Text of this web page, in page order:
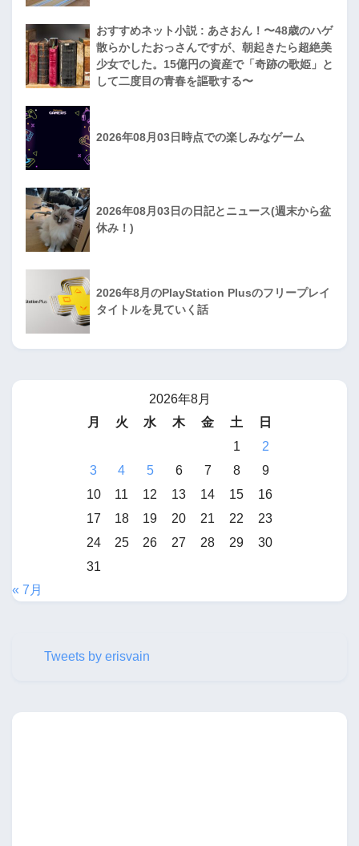
おすすめネット小説 : あさおん！〜48歳のハゲ
散らかしたおっさんですが、朝起きたら超絶美
少女でした。15億円の資産で「奇跡の歌姫」と
して二度目の青春を謳歌する〜
2026年08月03日時点での楽しみなゲーム
2026年08月03日の日記とニュース(週末から盆
休み！)
2026年8月のPlayStation Plusのフリープレイ
タイトルを見ていく話
2026年8月
月
火 水 木 金 土
日
1
2
3
4 5 6 7 8
9
10
11 12 13 14 15
16
17
18 19 20 21 22
23
24
25 26 27 28 29
30
31
« 7月
Tweets by erisvain